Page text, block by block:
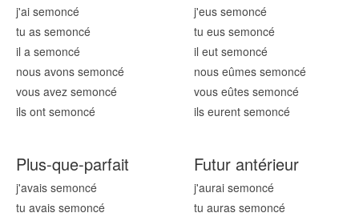
j'ai semoncé
tu as semoncé
il a semoncé
nous avons semoncé
vous avez semoncé
ils ont semoncé
j'eus semoncé
tu eus semoncé
il eut semoncé
nous eûmes semoncé
vous eûtes semoncé
ils eurent semoncé
Plus-que-parfait
j'avais semoncé
tu avais semoncé
Futur antérieur
j'aurai semoncé
tu auras semoncé